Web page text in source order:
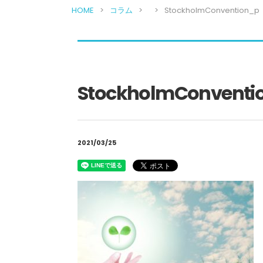
HOME コラム StockholmConvention_p
2021/03/25